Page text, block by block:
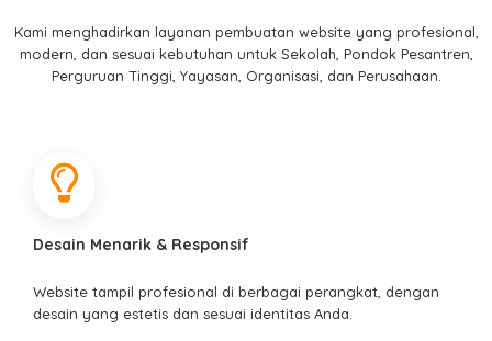
Kami menghadirkan layanan pembuatan website yang profesional,
modern, dan sesuai kebutuhan untuk Sekolah, Pondok Pesantren,
Perguruan Tinggi, Yayasan, Organisasi, dan Perusahaan.
Desain Menarik & Responsif
Website tampil profesional di berbagai perangkat, dengan
desain yang estetis dan sesuai identitas Anda.